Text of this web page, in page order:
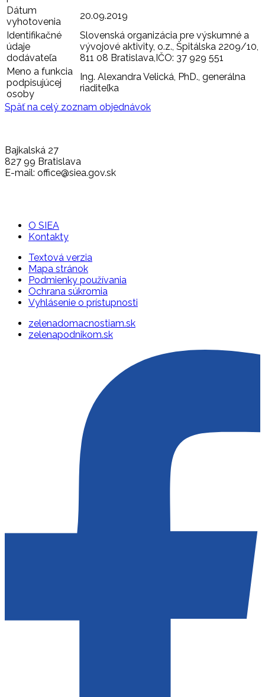
Dátum
vyhotovenia
20.09.2019
Identifikačné
údaje
dodávateľa
Slovenská organizácia pre výskumné a
vývojové aktivity, o.z., Špitálska 2209/10,
811 08 Bratislava,IČO: 37 929 551
Meno a funkcia
podpisujúcej
osoby
Ing. Alexandra Velická, PhD., generálna
riaditeľka
Späť na celý zoznam objednávok
Bajkalská 27
827 99 Bratislava
E-mail: office@siea.gov.sk
O SIEA
Kontakty
Textová verzia
Mapa stránok
Podmienky používania
Ochrana súkromia
Vyhlásenie o prístupnosti
zelenadomacnostiam.sk
zelenapodnikom.sk